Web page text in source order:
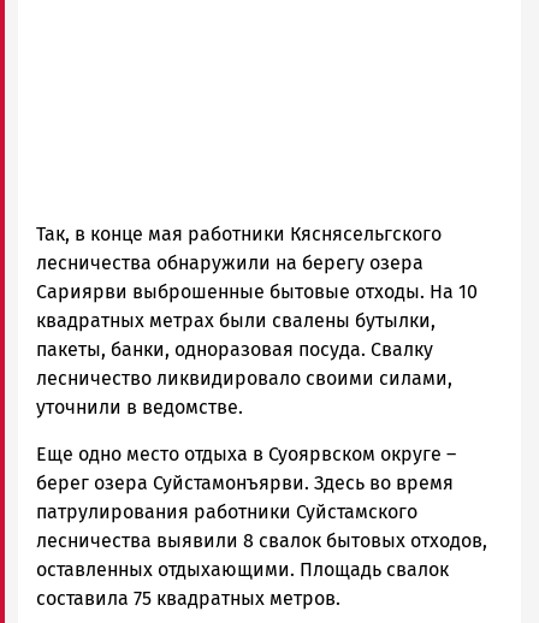
Так, в конце мая работники Кяснясельгского
лесничества обнаружили на берегу озера
Сариярви выброшенные бытовые отходы. На 10
квадратных метрах были свалены бутылки,
пакеты, банки, одноразовая посуда. Свалку
лесничество ликвидировало своими силами,
уточнили в ведомстве.
Еще одно место отдыха в Суоярвском округе –
берег озера Суйстамонъярви. Здесь во время
патрулирования работники Суйстамского
лесничества выявили 8 свалок бытовых отходов,
оставленных отдыхающими. Площадь свалок
составила 75 квадратных метров.